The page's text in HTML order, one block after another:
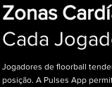
Zonas
Cada
Jogadores de floorball
posição. A Pulses App